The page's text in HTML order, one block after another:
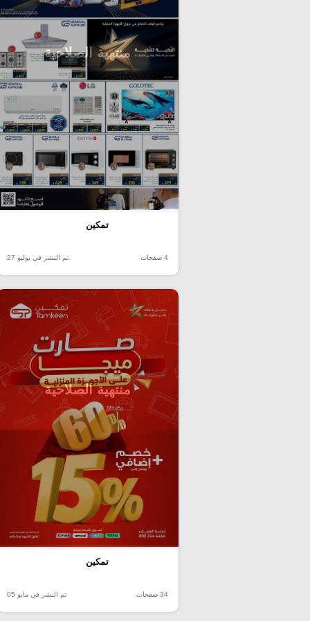
منتهية الصلاحية
تمكين
4 صفحات تم النشر في يوليو 27
منتهية الصلاحية
تمكين
34 صفحات تم النشر في مايو 05